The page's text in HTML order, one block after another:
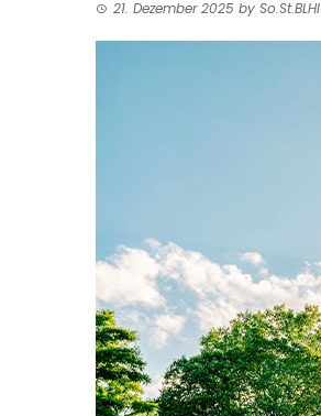
21. Dezember 2025 by So.St.BLHI